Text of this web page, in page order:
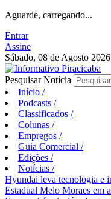
Aguarde, carregando...
Entrar
Assine
Sábado, 08 de Agosto 2026
Pesquisar Notícia
Início /
Podcasts /
Classificados /
Colunas /
Empregos /
Guia Comercial /
Edições /
Notícias /
Hyundai leva tecnologia e
Estadual Melo Moraes em